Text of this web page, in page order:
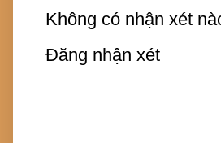
Không có nhận xét
Đăng nhận xét